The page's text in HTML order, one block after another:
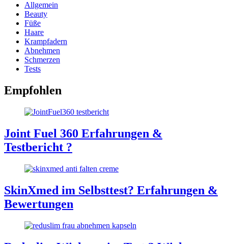
Allgemein
Beauty
Füße
Haare
Krampfadern
Abnehmen
Schmerzen
Tests
Empfohlen
Joint Fuel 360 Erfahrungen &
Testbericht ?
SkinXmed im Selbsttest? Erfahrungen &
Bewertungen